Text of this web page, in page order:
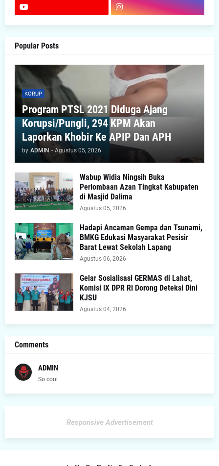
Popular Posts
KORUP
Program PTSL 2021 Diduga Ajang
Korupsi/Pungli, 294 KPM Akan
Laporkan Khobir Ke APIP Dan APH
by ADMIN - Agustus 05, 2026
Wabup Widia Ningsih Buka
Perlombaan Azan Tingkat Kabupaten
di Masjid Dalima
Agustus 05, 2026
Hadapi Ancaman Gempa dan Tsunami,
BMKG Edukasi Masyarakat Pesisir
Barat Lewat Sekolah Lapang
Agustus 06, 2026
Gelar Sosialisasi GERMAS di Lahat,
Komisi IX DPR RI Dorong Deteksi Dini
KJSU
Agustus 04, 2026
Comments
ADMIN
So cool
Responsive Advertisement